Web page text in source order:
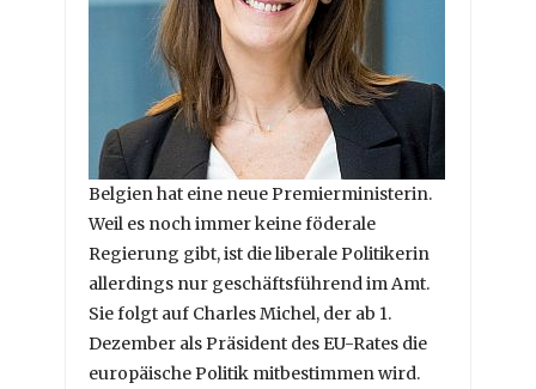
Belgien hat eine neue Premierministerin.
Weil es noch immer keine föderale
Regierung gibt, ist die liberale Politikerin
allerdings nur geschäftsführend im Amt.
Sie folgt auf Charles Michel, der ab 1.
Dezember als Präsident des EU-Rates die
europäische Politik mitbestimmen wird.